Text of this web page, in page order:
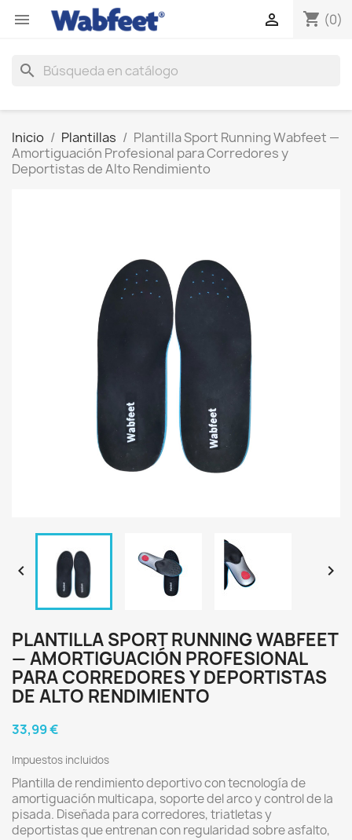
 shopping_cart (0)

search
Inicio Plantillas
Plantilla Sport Running Wabfeet —
Amortiguación Profesional para Corredores y
Deportistas de Alto Rendimiento
 
PLANTILLA SPORT RUNNING WABFEET
— AMORTIGUACIÓN PROFESIONAL
PARA CORREDORES Y DEPORTISTAS
DE ALTO RENDIMIENTO
33,99 €
Impuestos incluidos
Plantilla de rendimiento deportivo con tecnología de
amortiguación multicapa, soporte del arco y control de la
pisada. Diseñada para corredores, triatletas y
deportistas que entrenan con regularidad sobre asfalto,